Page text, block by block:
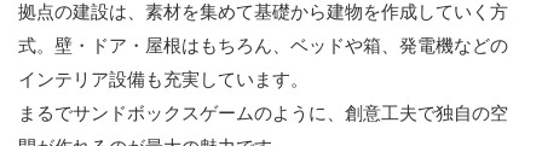
拠点の建設は、素材を集めて基礎から建物を作成していく方
式。壁・ドア・屋根はもちろん、ベッドや箱、発電機などの
インテリア設備も充実しています。
まるでサンドボックスゲームのように、創意工夫で独自の空